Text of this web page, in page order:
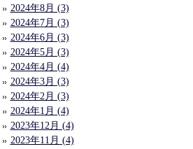
2024年8月 (3)
2024年7月 (3)
2024年6月 (3)
2024年5月 (3)
2024年4月 (4)
2024年3月 (3)
2024年2月 (3)
2024年1月 (4)
2023年12月 (4)
2023年11月 (4)